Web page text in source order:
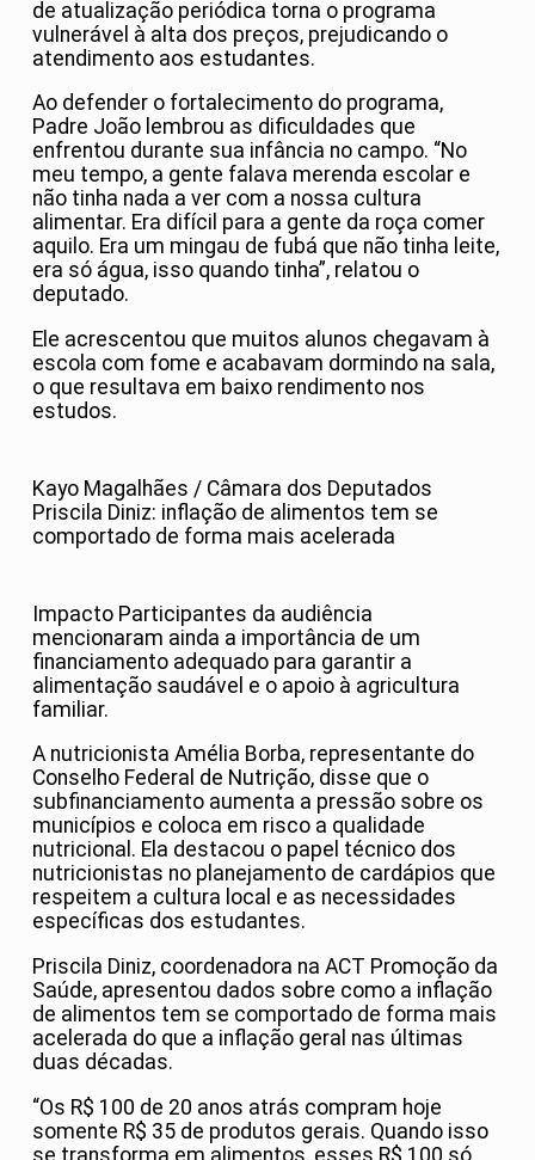
de atualização periódica torna o programa
vulnerável à alta dos preços, prejudicando o
atendimento aos estudantes.
Ao defender o fortalecimento do programa,
Padre João lembrou as dificuldades que
enfrentou durante sua infância no campo. “No
meu tempo, a gente falava merenda escolar e
não tinha nada a ver com a nossa cultura
alimentar. Era difícil para a gente da roça comer
aquilo. Era um mingau de fubá que não tinha leite,
era só água, isso quando tinha”, relatou o
deputado.
Ele acrescentou que muitos alunos chegavam à
escola com fome e acabavam dormindo na sala,
o que resultava em baixo rendimento nos
estudos.
Kayo Magalhães / Câmara dos Deputados
Priscila Diniz: inflação de alimentos tem se
comportado de forma mais acelerada
Impacto Participantes da audiência
mencionaram ainda a importância de um
financiamento adequado para garantir a
alimentação saudável e o apoio à agricultura
familiar.
A nutricionista Amélia Borba, representante do
Conselho Federal de Nutrição, disse que o
subfinanciamento aumenta a pressão sobre os
municípios e coloca em risco a qualidade
nutricional. Ela destacou o papel técnico dos
nutricionistas no planejamento de cardápios que
respeitem a cultura local e as necessidades
específicas dos estudantes.
Priscila Diniz, coordenadora na ACT Promoção da
Saúde, apresentou dados sobre como a inflação
de alimentos tem se comportado de forma mais
acelerada do que a inflação geral nas últimas
duas décadas.
“Os R$ 100 de 20 anos atrás compram hoje
somente R$ 35 de produtos gerais. Quando isso
se transforma em alimentos, esses R$ 100 só